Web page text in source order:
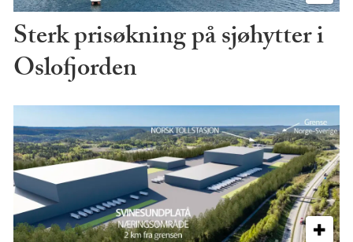
Sterk prisøkning på sjøhytter i
Oslofjorden